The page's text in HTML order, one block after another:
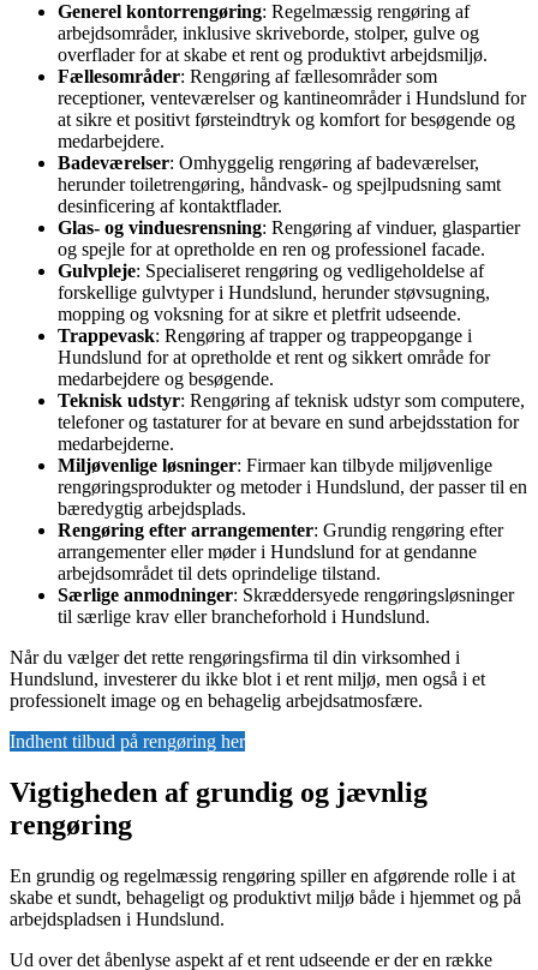
Generel kontorrengøring: Regelmæssig rengøring af
arbejdsområder, inklusive skriveborde, stolper, gulve og
overflader for at skabe et rent og produktivt arbejdsmiljø.
Fællesområder: Rengøring af fællesområder som
receptioner, venteværelser og kantineområder i Hundslund for
at sikre et positivt førsteindtryk og komfort for besøgende og
medarbejdere.
Badeværelser: Omhyggelig rengøring af badeværelser,
herunder toiletrengøring, håndvask- og spejlpudsning samt
desinficering af kontaktflader.
Glas- og vinduesrensning: Rengøring af vinduer, glaspartier
og spejle for at opretholde en ren og professionel facade.
Gulvpleje: Specialiseret rengøring og vedligeholdelse af
forskellige gulvtyper i Hundslund, herunder støvsugning,
mopping og voksning for at sikre et pletfrit udseende.
Trappevask: Rengøring af trapper og trappeopgange i
Hundslund for at opretholde et rent og sikkert område for
medarbejdere og besøgende.
Teknisk udstyr: Rengøring af teknisk udstyr som computere,
telefoner og tastaturer for at bevare en sund arbejdsstation for
medarbejderne.
Miljøvenlige løsninger: Firmaer kan tilbyde miljøvenlige
rengøringsprodukter og metoder i Hundslund, der passer til en
bæredygtig arbejdsplads.
Rengøring efter arrangementer: Grundig rengøring efter
arrangementer eller møder i Hundslund for at gendanne
arbejdsområdet til dets oprindelige tilstand.
Særlige anmodninger: Skræddersyede rengøringsløsninger
til særlige krav eller brancheforhold i Hundslund.
Når du vælger det rette rengøringsfirma til din virksomhed i
Hundslund, investerer du ikke blot i et rent miljø, men også i et
professionelt image og en behagelig arbejdsatmosfære.
Indhent tilbud på rengøring her
Vigtigheden af grundig og jævnlig
rengøring
En grundig og regelmæssig rengøring spiller en afgørende rolle i at
skabe et sundt, behageligt og produktivt miljø både i hjemmet og på
arbejdspladsen i Hundslund.
Ud over det åbenlyse aspekt af et rent udseende er der en række